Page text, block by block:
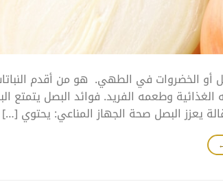
أو الخضروات في الطهي. هو من أقدم
وطعمه الفريد. فوائد البصل يتمتع
يعزز البصل صحة الجهاز المناعي: يحتوي […]